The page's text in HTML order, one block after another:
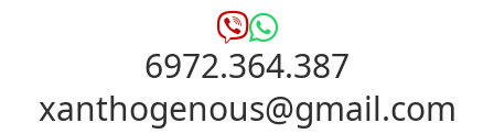
6972.364.387
xanthogenous@gmail.com